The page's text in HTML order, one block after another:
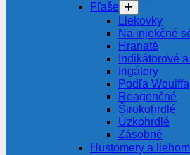
Fľaše
Liekovky
Na injekčné
Hranaté
Indikátorové
Irigátory
Podľa Woulffa
Reagenčné
Širokohrdlé
Úzkohrdlé
Zásobné
Hustomery a